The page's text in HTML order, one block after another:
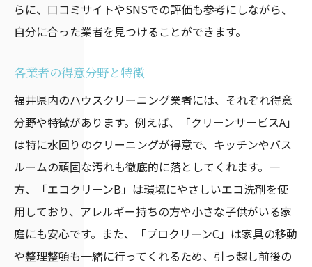
らに、口コミサイトやSNSでの評価も参考にしながら、
自分に合った業者を見つけることができます。
各業者の得意分野と特徴
福井県内のハウスクリーニング業者には、それぞれ得意
分野や特徴があります。例えば、「クリーンサービスA」
は特に水回りのクリーニングが得意で、キッチンやバス
ルームの頑固な汚れも徹底的に落としてくれます。一
方、「エコクリーンB」は環境にやさしいエコ洗剤を使
用しており、アレルギー持ちの方や小さな子供がいる家
庭にも安心です。また、「プロクリーンC」は家具の移動
や整理整頓も一緒に行ってくれるため、引っ越し前後の